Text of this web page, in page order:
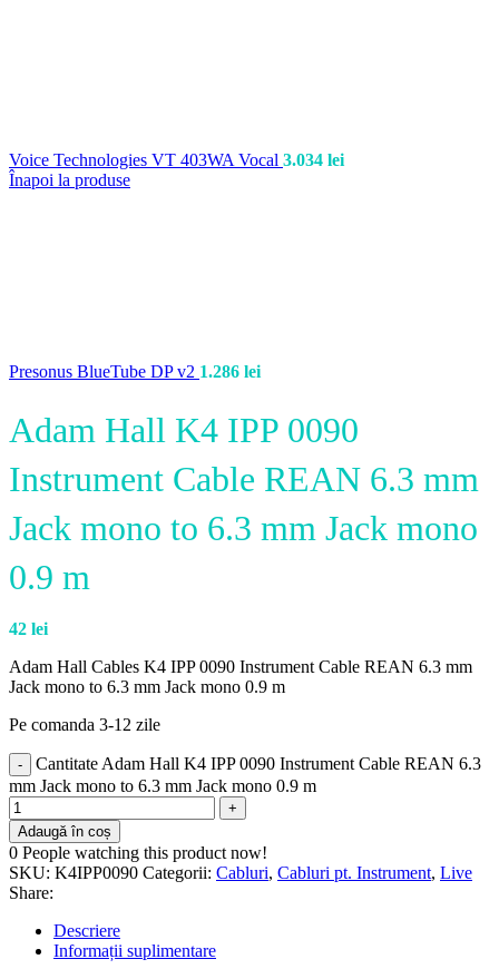
Voice Technologies VT 403WA Vocal 3.034 lei
Înapoi la produse
Presonus BlueTube DP v2 1.286 lei
Adam Hall K4 IPP 0090
Instrument Cable REAN 6.3 mm
Jack mono to 6.3 mm Jack mono
0.9 m
42 lei
Adam Hall Cables K4 IPP 0090 Instrument Cable REAN 6.3 mm
Jack mono to 6.3 mm Jack mono 0.9 m
Pe comanda 3-12 zile
Cantitate Adam Hall K4 IPP 0090 Instrument Cable REAN 6.3
mm Jack mono to 6.3 mm Jack mono 0.9 m
Adaugă în coș
0 People watching this product now!
SKU: K4IPP0090 Categorii: Cabluri, Cabluri pt. Instrument, Live
Share:
Descriere
Informații suplimentare